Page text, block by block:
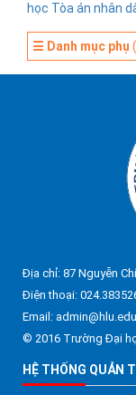
học Tòa án nhân
☰ Danh mục phụ
Địa chỉ: 87 Nguyễn
Điện thoại:
Email:
© 2016 Trường Đại
HỆ THỐNG QUẢN